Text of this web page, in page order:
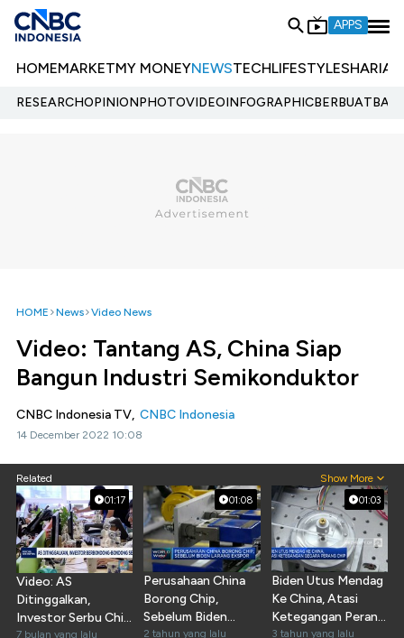
APPS
HOMEMARKETMY MONEYNEWSTECHLIFESTYLESHARIA
RESEARCHOPINIONPHOTOVIDEOINFOGRAPHIC
HOME News Video News
Video: Tantang AS, China Siap
Bangun Industri Semikonduktor
CNBC Indonesia TV, CNBC Indonesia
14 December 2022 10:08
Related Show More
01:17
Video: AS
Ditinggalkan,
Investor Serbu Chip
7 bulan yang lalu
01:08
Perusahaan China
Borong Chip,
Sebelum Biden
2 tahun yang lalu
01:03
Biden Utus Mendag
Ke China, Atasi
Ketegangan Perang
3 tahun yang lalu